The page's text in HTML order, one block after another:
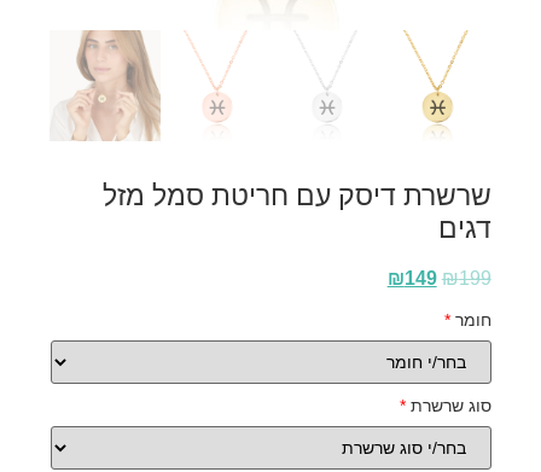
שרשרת דיסק עם חריטת סמל מזל
דגים
₪199
₪149
חומר*
סוג שרשרת*